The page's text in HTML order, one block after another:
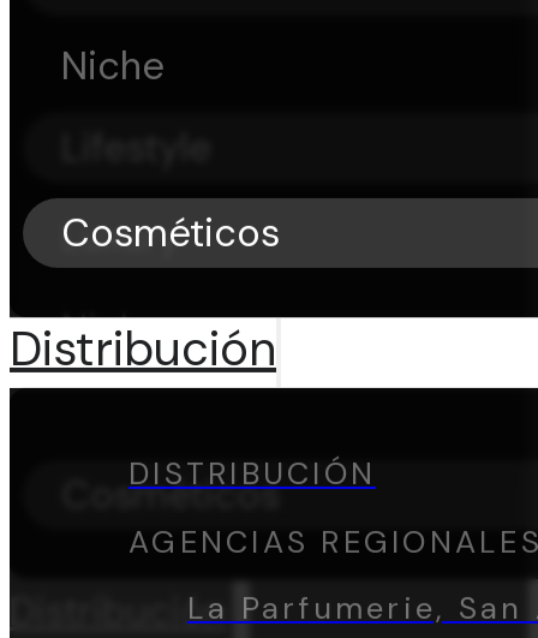
Luxury
Niche
Cosméticos
Distribución
Niche
Cosméticos
Distribución
DISTRIBUCIÓN
AGENCIAS
La Parfumerie,